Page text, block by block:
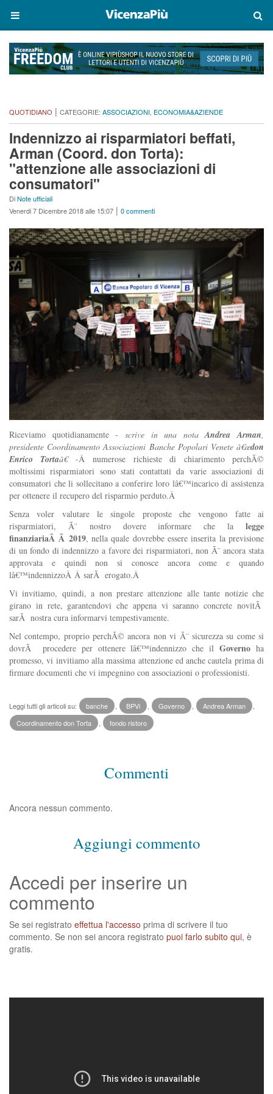
QUOTIDIANO | CATEGORIE: ASSOCIAZIONI, ECONOMIA&AZIENDE
Indennizzo ai risparmiatori beffati,
Arman (Coord. don Torta):
"attenzione alle associazioni di
consumatori"
DiNote ufficiali
Venerdi 7 Dicembre 2018 alle 15:07 | 0 commenti
Riceviamo quotidianamente - scrive in una notaAndrea Arman,
presidente Coordinamento Associazioni Banche Popolari Venete â€œdon
Enrico Tortaâ€-Â numerose richieste di chiarimento perchÃ©
moltissimi risparmiatori sono stati contattati da varie associazioni di
consumatori che li sollecitano a conferire loro lâ€™incarico di assistenza
per ottenere il recupero del risparmio perduto.Â
Senza voler valutare le singole proposte che vengono fatte ai
risparmiatori, Ã¨ nostro dovere informare che la legge
finanziariaÂ Â 2019, nella quale dovrebbe essere inserita la previsione
di un fondo di indennizzo a favore dei risparmiatori, non Ã¨ ancora stata
approvata e quindi non si conosce ancora come e quando
lâ€™indennizzoÂ Â sarÃ erogato.Â
Vi invitiamo, quindi, a non prestare attenzione alle tante notizie che
girano in rete, garantendovi che appena vi saranno concrete novitÃ
sarÃ nostra cura informarvi tempestivamente.
Nel contempo, proprio perchÃ© ancora non vi Ã¨ sicurezza su come si
dovrÃ procedere per ottenere lâ€™indennizzo che ilGovernoha
promesso, vi invitiamo alla massima attenzione ed anche cautela prima di
firmare documenti che vi impegnino con associazioni o professionisti.
Leggi tutti gli articoli su: banche BPVi Governo Andrea Arman
Coordinamento don Torta
fondo ristoro
Commenti
Ancora nessun commento.
Aggiungi commento
Accedi per inserire un
commento
Se sei registrato effettua l'accesso prima di scrivere il tuo
commento. Se non sei ancora registrato puoi farlo subito qui, è
gratis.